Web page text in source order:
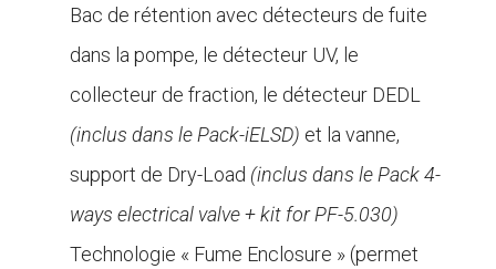
Bac de rétention avec détecteurs de fuite
dans la pompe, le détecteur UV, le
collecteur de fraction, le détecteur DEDL
(inclus dans le Pack-iELSD) et la vanne,
support de Dry-Load (inclus dans le Pack 4-
ways electrical valve + kit for PF-5.030)
Technologie « Fume Enclosure » (permet